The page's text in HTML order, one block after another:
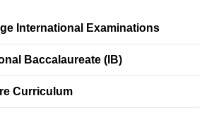
International Examinations
Baccalaureate (IB)
Curriculum